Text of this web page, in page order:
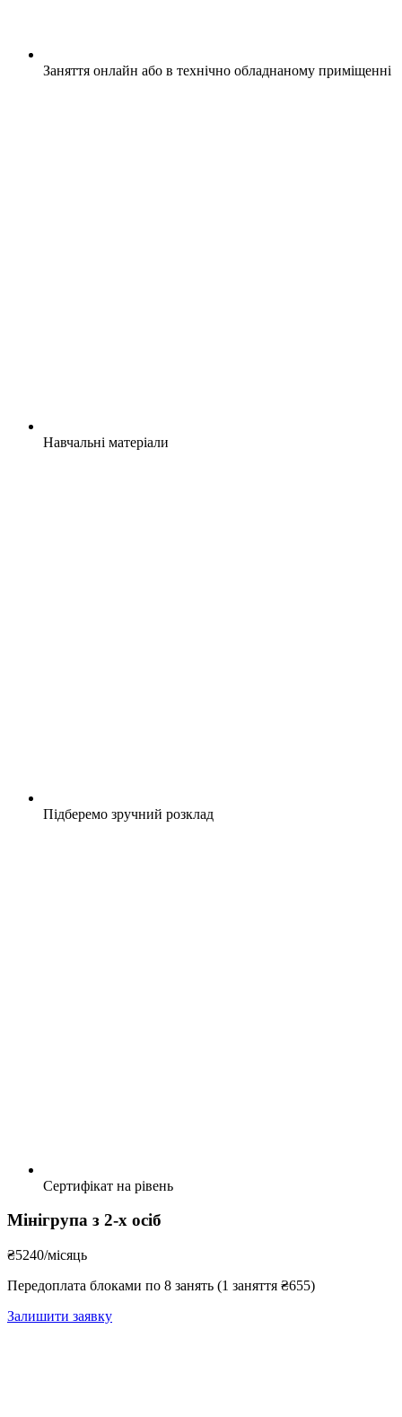
Заняття онлайн або в технічно обладнаному приміщенні
Навчальні матеріали
Підберемо зручний розклад
Сертифікат на рівень
Мінігрупа з 2-х осіб
₴5240/місяць
Передоплата блоками по 8 занять (1 заняття ₴655)
Залишити заявку